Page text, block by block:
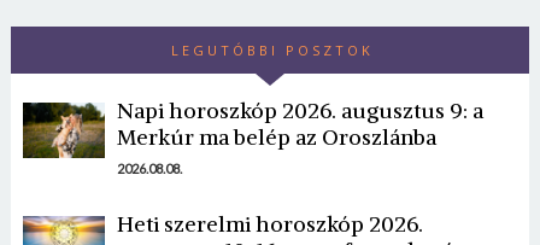
LEGUTÓBBI POSZTOK
Napi horoszkóp 2026. augusztus 9: a
Merkúr ma belép az Oroszlánba
2026.08.08.
Heti szerelmi horoszkóp 2026.